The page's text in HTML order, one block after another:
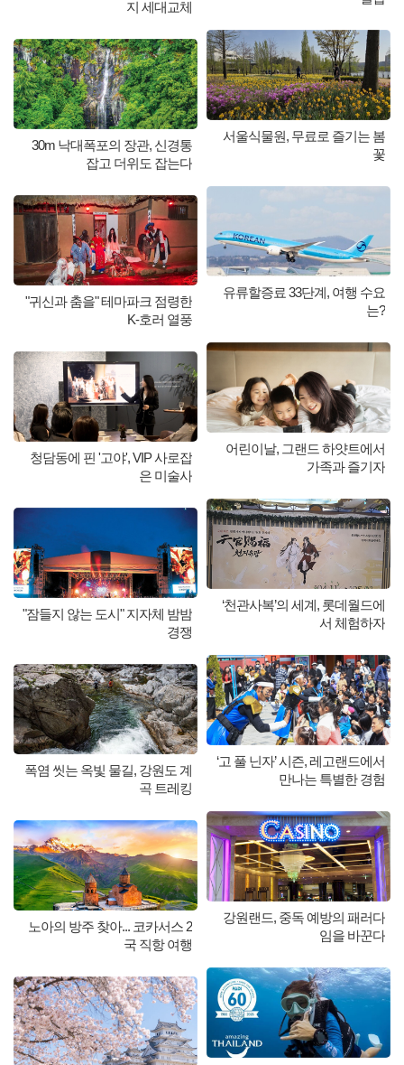
지 세대교체
30m 낙대폭포의 장관, 신경통
잡고 더위도 잡는다
"귀신과 춤을" 테마파크 점령한
K-호러 열풍
청담동에 핀 '고야', VIP 사로잡
은 미술사
"잠들지 않는 도시" 지자체 밤밤
경쟁
폭염 씻는 옥빛 물길, 강원도 계
곡 트레킹
노아의 방주 찾아... 코카서스 2
국 직항 여행
서울식물원, 무료로 즐기는 봄
꽃
유류할증료 33단계, 여행 수요
는?
어린이날, 그랜드 하얏트에서
가족과 즐기자
‘천관사복’의 세계, 롯데월드에
서 체험하자
‘고 풀 닌자’ 시즌, 레고랜드에서
만나는 특별한 경험
강원랜드, 중독 예방의 패러다
임을 바꾼다